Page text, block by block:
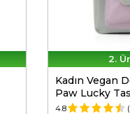
2.
Kadın Vegan
Paw Lucky
4.8